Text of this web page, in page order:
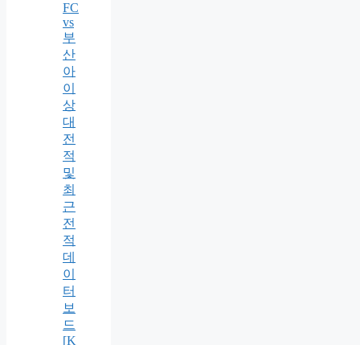
FC
vs
부
산
아
이
상
대
전
적
및
최
근
전
적
데
이
터
보
드
[K